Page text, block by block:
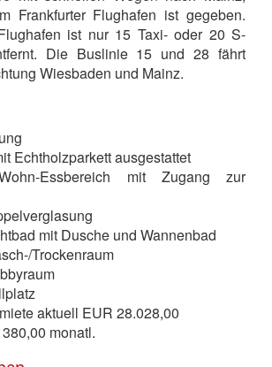
Frankfurter Flughafen ist gegeben.
ist nur 15 Taxi- oder 20 S-
Die Buslinie 15 und 28 fährt
Wiesbaden und Mainz.
Echtholzparkett ausgestattet
Essbereich mit Zugang zur
mit Dusche und Wannenbad
Trockenraum
aktuell EUR 28.028,00
monatl.